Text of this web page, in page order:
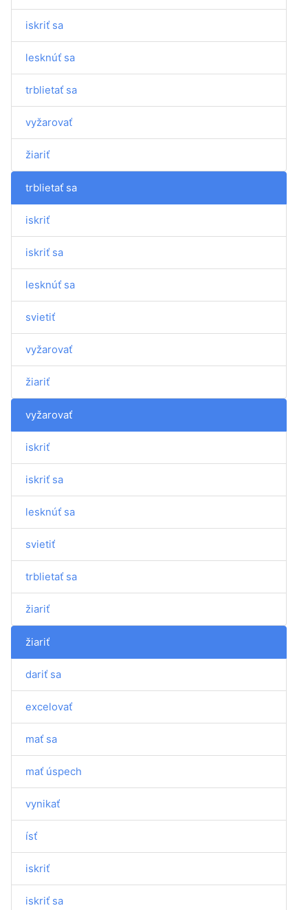
iskriť sa
lesknúť sa
trblietať sa
vyžarovať
žiariť
trblietať sa
iskriť
iskriť sa
lesknúť sa
svietiť
vyžarovať
žiariť
vyžarovať
iskriť
iskriť sa
lesknúť sa
svietiť
trblietať sa
žiariť
žiariť
dariť sa
excelovať
mať sa
mať úspech
vynikať
ísť
iskriť
iskriť sa